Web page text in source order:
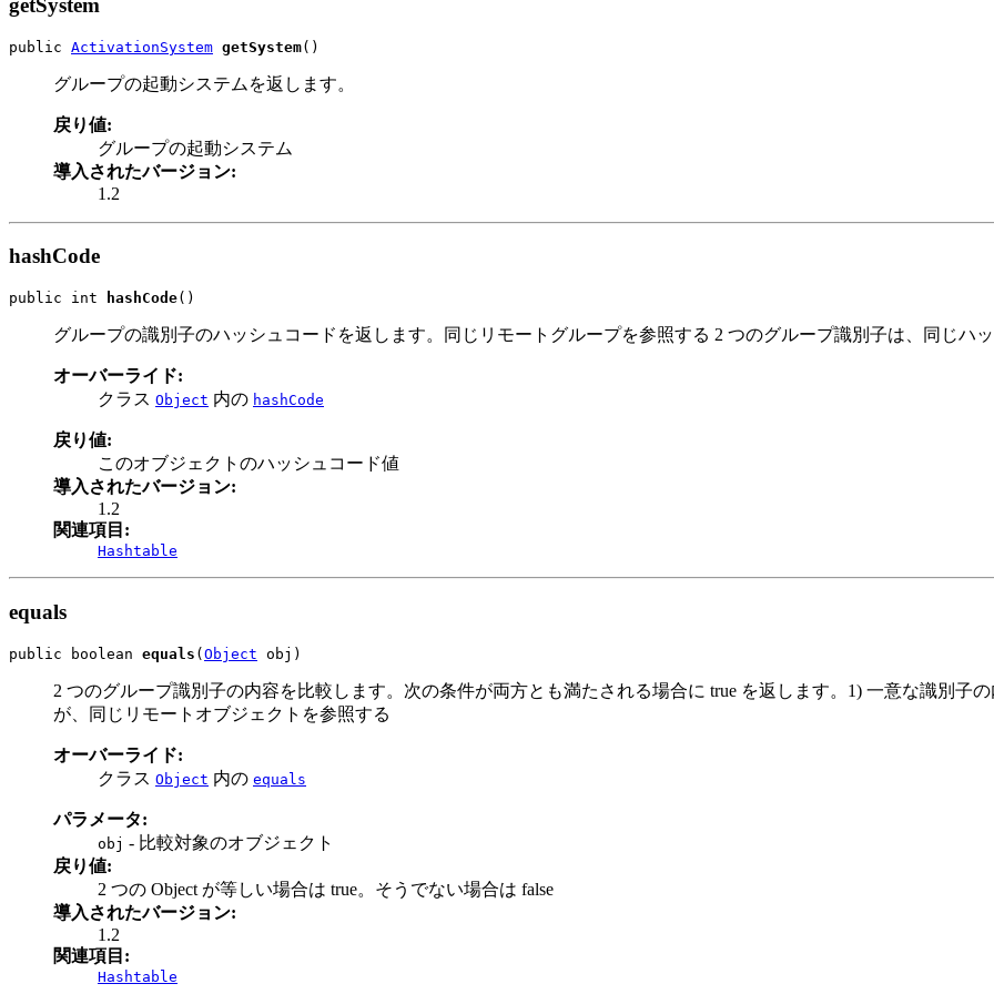
getSystem
public ActivationSystem getSystem()
グループの起動システムを返します。
戻り値:
グループの起動システム
導入されたバージョン:
1.2
hashCode
public int hashCode()
グループの識別子のハッシュコードを返します。同じリモートグループを参照する 2 つのグループ識別子は、同じハ
オーバーライド:
クラス Object 内の hashCode
戻り値:
このオブジェクトのハッシュコード値
導入されたバージョン:
1.2
関連項目:
Hashtable
equals
public boolean equals (Object obj)
2 つのグループ識別子の内容を比較します。次の条件が両方とも満たされる場合に true を返します。1) 一意な識別子
が、同じリモートオブジェクトを参照する
オーバーライド:
クラス Object 内の equals
パラメータ:
obj - 比較対象のオブジェクト
戻り値:
2 つの Object が等しい場合は true。そうでない場合は false
導入されたバージョン:
1.2
関連項目:
Hashtable